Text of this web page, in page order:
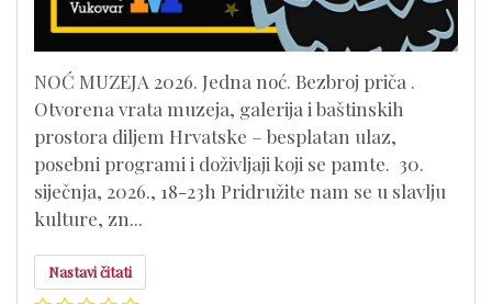
NOĆ MUZEJA 2026. Jedna noć. Bezbroj priča .
Otvorena vrata muzeja, galerija i baštinskih
prostora diljem Hrvatske – besplatan ulaz,
posebni programi i doživljaji koji se pamte. 30.
siječnja, 2026., 18-23h Pridružite nam se u slavlju
kulture, zn...
Nastavi čitati